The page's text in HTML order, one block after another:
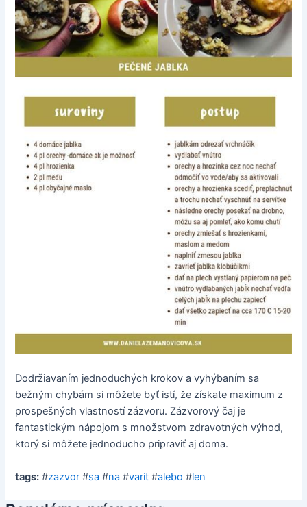
Dodržiavaním jednoduchých krokov a vyhýbaním sa
bežným chybám si môžete byť istí, že získate maximum z
prospešných vlastností zázvoru. Zázvorový čaj je
fantastickým nápojom s množstvom zdravotných výhod,
ktorý si môžete jednoducho pripraviť aj doma.
tags: #zazvor #sa #na #varit #alebo #len